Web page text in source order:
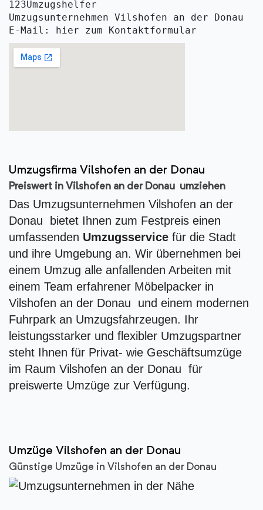
123Umzugshelfer
Umzugsunternehmen Vilshofen an der Donau
E-Mail: hier zum Kontaktformular
Umzugsfirma Vilshofen an der Donau
Preiswert in Vilshofen an der Donau umziehen
Das Umzugsunternehmen Vilshofen an der
Donau bietet Ihnen zum Festpreis einen
umfassenden Umzugsservice für die Stadt
und ihre Umgebung an. Wir übernehmen bei
einem Umzug alle anfallenden Arbeiten mit
einem Team erfahrener Möbelpacker in
Vilshofen an der Donau und einem modernen
Fuhrpark an Umzugsfahrzeugen. Ihr
leistungsstarker und flexibler Umzugspartner
steht Ihnen für Privat- wie Geschäftsumzüge
im Raum Vilshofen an der Donau für
preiswerte Umzüge zur Verfügung.
Umzüge Vilshofen an der Donau
Günstige Umzüge in Vilshofen an der Donau